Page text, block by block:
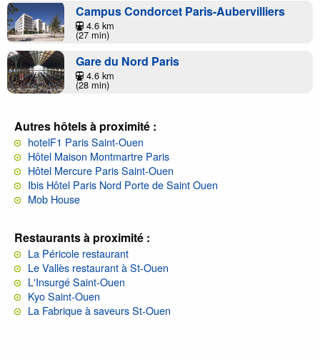
Campus Condorcet Paris-Aubervilliers
4.6 km
(27 min)
Gare du Nord Paris
4.6 km
(28 min)
Autres hôtels à proximité :
hotelF1 Paris Saint-Ouen
Hôtel Maison Montmartre Paris
Hôtel Mercure Paris Saint-Ouen
Ibis Hôtel Paris Nord Porte de Saint Ouen
Mob House
Restaurants à proximité :
La Péricole restaurant
Le Vallès restaurant à St-Ouen
L'Insurgé Saint-Ouen
Kyo Saint-Ouen
La Fabrique à saveurs St-Ouen